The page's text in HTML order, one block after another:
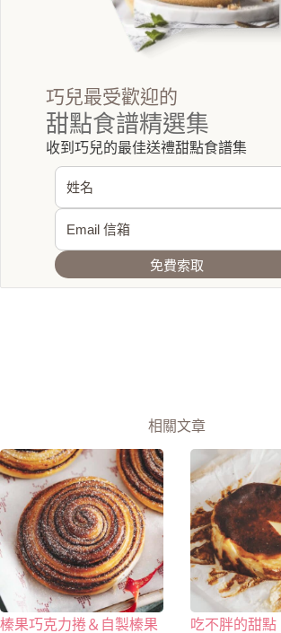
巧兒最受歡迎的
甜點食譜精選集
收到巧兒的最佳送禮甜點食譜集
免費索取
相關文章
榛果巧克力捲＆自製榛果
吃不胖的甜